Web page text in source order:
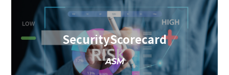
SecurityScorecard
ASM